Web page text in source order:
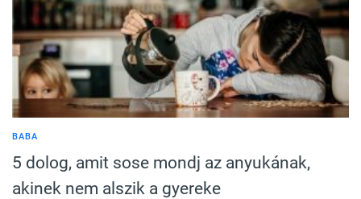
BABA
5 dolog, amit sose mondj az anyukának,
akinek nem alszik a gyereke